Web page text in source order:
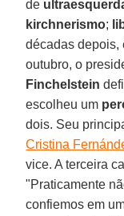
de
kirchnerismo;
décadas depois,
outubro, o
Finchelstein
escolheu um
dois. Seu
Cristina
vice. A terceira
"Praticamente
confiemos em